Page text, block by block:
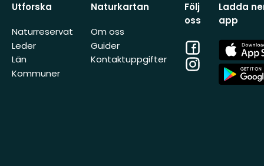
Utforska
Naturreservat
Leder
Län
Kommuner
Naturkartan
Om oss
Guider
Kontaktuppgifter
Följ
oss
Facebook
Instagram
Ladda
app
App
Store
App
Store